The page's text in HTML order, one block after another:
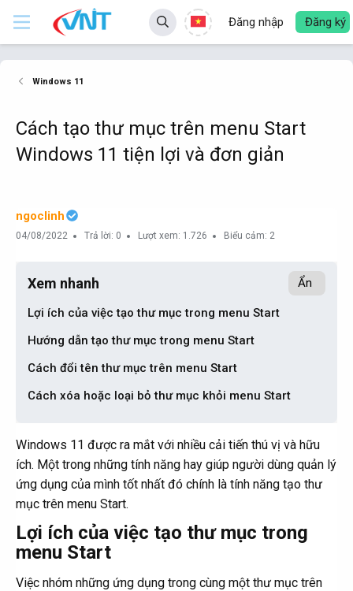
Đăng nhập Đăng ký
Windows 11
Cách tạo thư mục trên menu Start
Windows 11 tiện lợi và đơn giản
ngoclinh
04/08/2022 Trả lời: 0 Lượt xem: 1.726 Biểu cảm: 2
Xem nhanh Ẩn
Lợi ích của việc tạo thư mục trong menu Start​
Hướng dẫn tạo thư mục trong menu Start​
Cách đổi tên thư mục trên menu Start​
Cách xóa hoặc loại bỏ thư mục khỏi menu Start​
Windows 11 được ra mắt với nhiều cải tiến thú vị và hữu
ích. Một trong những tính năng hay giúp người dùng quản lý
ứng dụng của mình tốt nhất đó chính là tính năng tạo thư
mục trên menu Start.
Lợi ích của việc tạo thư mục trong
menu Start
Việc nhóm những ứng dụng trong cùng một thư mục trên